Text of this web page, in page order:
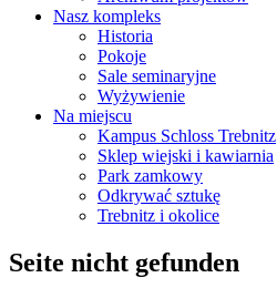
Nasz kompleks
Historia
Pokoje
Sale seminaryjne
Wyżywienie
Na miejscu
Kampus Schloss Trebnitz
Sklep wiejski i kawiarnia
Park zamkowy
Odkrywać sztukę
Trebnitz i okolice
Seite nicht gefunden